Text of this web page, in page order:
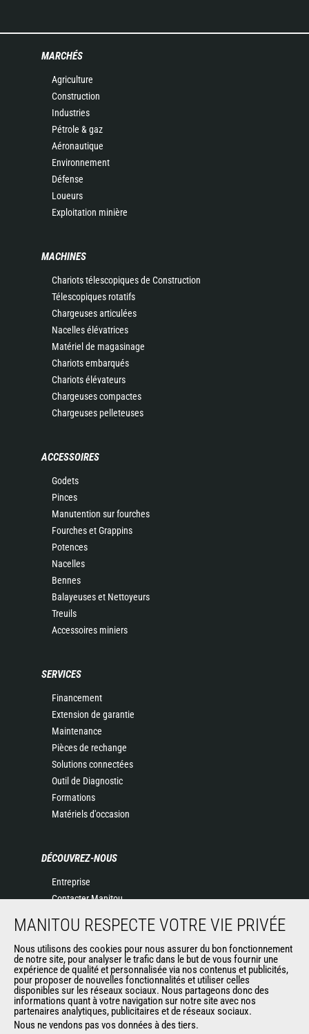
MARCHÉS
Agriculture
Construction
Industries
Pétrole & gaz
Aéronautique
Environnement
Défense
Loueurs
Exploitation minière
MACHINES
Chariots télescopiques de Construction
Télescopiques rotatifs
Chargeuses articulées
Nacelles élévatrices
Matériel de magasinage
Chariots embarqués
Chariots élévateurs
Chargeuses compactes
Chargeuses pelleteuses
ACCESSOIRES
Godets
Pinces
Manutention sur fourches
Fourches et Grappins
Potences
Nacelles
Bennes
Balayeuses et Nettoyeurs
Treuils
Accessoires miniers
SERVICES
Financement
Extension de garantie
Maintenance
Pièces de rechange
Solutions connectées
Outil de Diagnostic
Formations
Matériels d'occasion
DÉCOUVREZ-NOUS
Entreprise
Contacter Manitou
Politique de protection des données
Evénements
Actualités
Historique
AUTRES SITES DU GROUPE
MANITOU RESPECTE VOTRE VIE PRIVÉE
Nous utilisons des cookies pour nous assurer du bon fonctionnement
de notre site, pour analyser le trafic dans le but de vous fournir une
expérience de qualité et personnalisée via nos contenus et publicités,
pour proposer de nouvelles fonctionnalités et utiliser celles
disponibles sur les réseaux sociaux. Nous partageons donc des
informations quant à votre navigation sur notre site avec nos
partenaires analytiques, publicitaires et de réseaux sociaux.
Nous ne vendons pas vos données à des tiers.